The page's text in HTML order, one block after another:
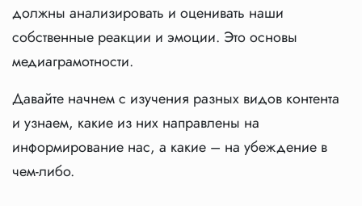
должны анализировать и оценивать наши
собственные реакции и эмоции. Это основы
медиаграмотности.
Давайте начнем с изучения разных видов контента
и узнаем, какие из них направлены на
информирование нас, а какие – на убеждение в
чем-либо.